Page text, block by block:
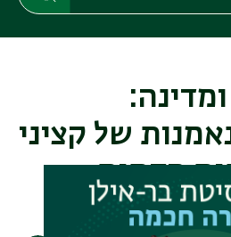
של קציני
הדתית